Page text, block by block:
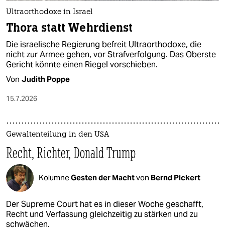
Ultraorthodoxe in Israel
Thora statt Wehrdienst
Die israelische Regierung befreit Ultraorthodoxe, die
nicht zur Armee gehen, vor Strafverfolgung. Das Oberste
Gericht könnte einen Riegel vorschieben.
Von Judith Poppe
15.7.2026
Gewaltenteilung in den USA
Recht, Richter, Donald Trump
KolumneGesten der Machtvon Bernd Pickert
Der Supreme Court hat es in dieser Woche geschafft,
Recht und Verfassung gleichzeitig zu stärken und zu
schwächen.